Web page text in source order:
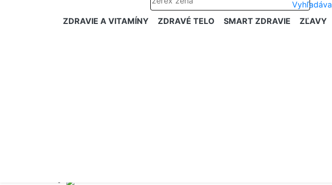
ZDRAVIE A VITAMÍNY ZDRAVÉ TELO SMART ZDRAVIE ZĽAVY